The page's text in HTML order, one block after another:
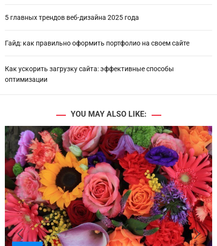
5 главных трендов веб-дизайна 2025 года
Гайд: как правильно оформить портфолио на своем сайте
Как ускорить загрузку сайта: эффективные способы
оптимизации
YOU MAY ALSO LIKE: